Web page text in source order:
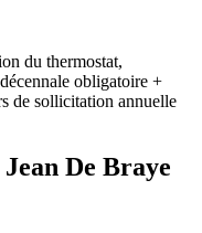
du thermostat,
obligatoire +
de sollicitation annuelle
Jean De Braye